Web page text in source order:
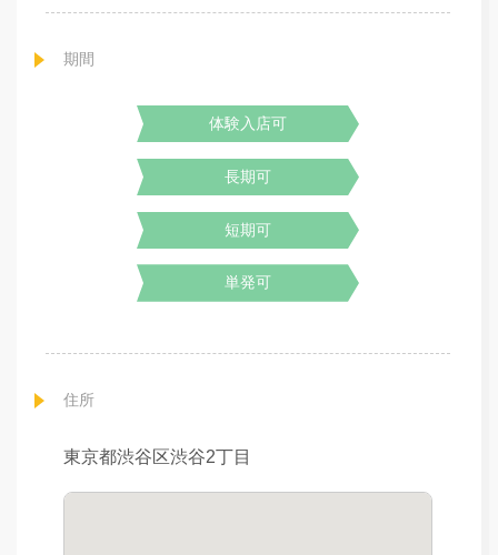
期間
体験入店可
長期可
短期可
単発可
住所
東京都渋谷区渋谷2丁目